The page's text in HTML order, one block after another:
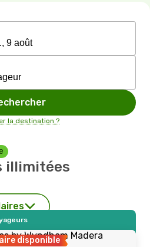
la destination ?
illimitées
disponible